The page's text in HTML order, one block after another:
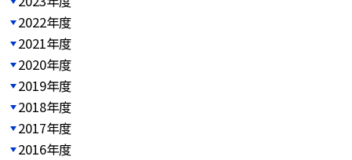
2022年度
2021年度
2020年度
2019年度
2018年度
2017年度
2016年度